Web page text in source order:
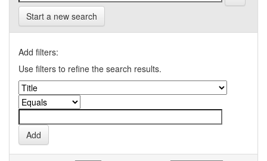
Start a new search
Add filters:
Use filters to refine the search results.